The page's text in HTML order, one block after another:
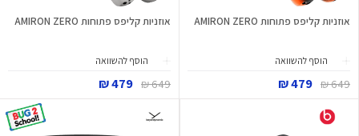
אוזניות קליפס פתוחות AMIRON ZERO
הוסף להשוואה
649 ₪
479 ₪
אוזניות קליפס פתוחות AMIRON ZERO
הוסף להשוואה
649 ₪
479 ₪